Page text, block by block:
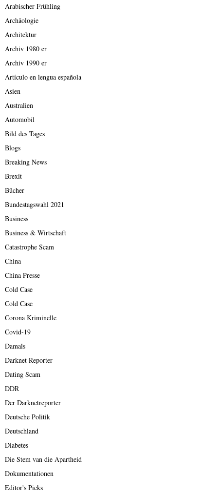
Arabischer Frühling
Archäologie
Architektur
Archiv 1980 er
Archiv 1990 er
Artículo en lengua española
Asien
Australien
Automobil
Bild des Tages
Blogs
Breaking News
Brexit
Bücher
Bundestagswahl 2021
Business
Business & Wirtschaft
Catastrophe Scam
China
China Presse
Cold Case
Cold Case
Corona Kriminelle
Covid-19
Damals
Darknet Reporter
Dating Scam
DDR
Der Darknetreporter
Deutsche Politik
Deutschland
Diabetes
Die Stem van die Apartheid
Dokumentationen
Editor's Picks